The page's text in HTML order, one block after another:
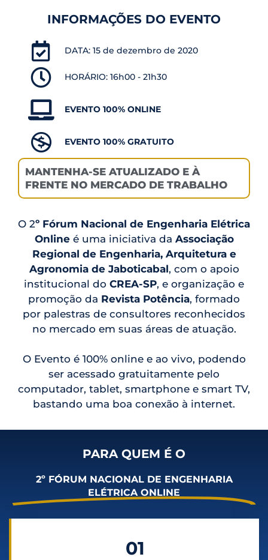
INFORMAÇÕES DO EVENTO
DATA: 15 de dezembro de 2020​
HORÁRIO: 16h00 - 21h30​
EVENTO 100% ONLINE
EVENTO 100% GRATUITO
MANTENHA-SE ATUALIZADO E À
FRENTE NO MERCADO DE TRABALHO
O 2º Fórum Nacional de Engenharia Elétrica
Onlineé uma iniciativa da Associação
Regional de Engenharia, Arquitetura e
Agronomia de Jaboticabal, com o apoio
institucional do CREA-SP, e organização e
promoção da Revista Potência, formado
por palestras de consultores reconhecidos
no mercado em suas áreas de atuação.
O Evento é 100% online e ao vivo, podendo
ser acessado gratuitamente pelo
computador, tablet, smartphone e smart TV,
bastando uma boa conexão à internet.
PARA QUEM É O
2º FÓRUM NACIONAL DE ENGENHARIA
ELÉTRICA ONLINE
01